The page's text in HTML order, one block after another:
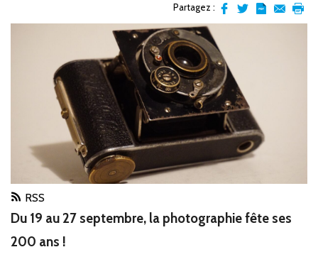
Partagez :
RSS
Du 19 au 27 septembre, la photographie fête ses
200 ans !